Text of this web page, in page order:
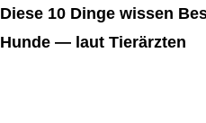
Diese 10 Dinge wissen
Hunde — laut Tierärzten